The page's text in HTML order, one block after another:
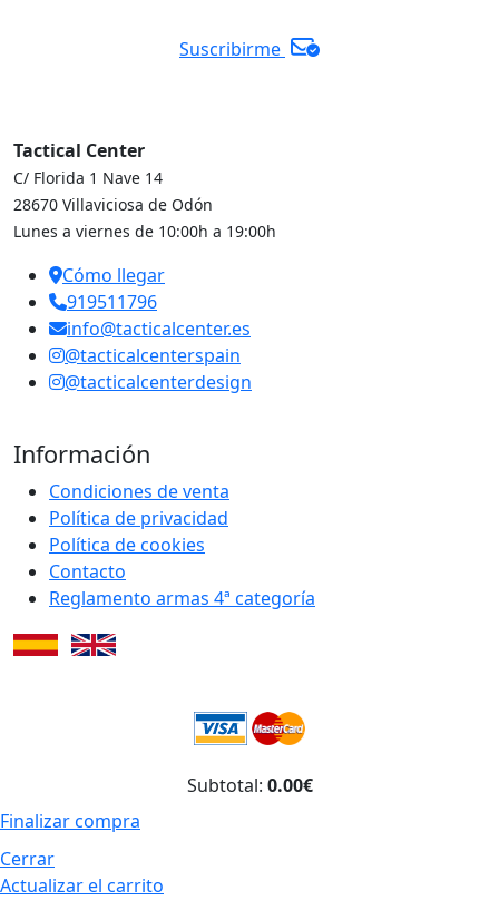
Suscribirme
Tactical Center
C/ Florida 1 Nave 14
28670 Villaviciosa de Odón
Lunes a viernes de 10:00h a 19:00h
Cómo llegar
919511796
info@tacticalcenter.es
@tacticalcenterspain
@tacticalcenterdesign
Información
Condiciones de venta
Política de privacidad
Política de cookies
Contacto
Reglamento armas 4ª categoría
Subtotal: 0.00€
Finalizar compra
Cerrar
Actualizar el carrito